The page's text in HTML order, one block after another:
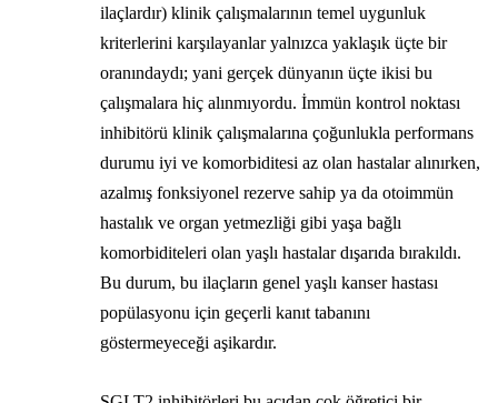
ilaçlardır) klinik çalışmalarının temel uygunluk
kriterlerini karşılayanlar yalnızca yaklaşık üçte bir
oranındaydı; yani gerçek dünyanın üçte ikisi bu
çalışmalara hiç alınmıyordu. İmmün kontrol noktası
inhibitörü klinik çalışmalarına çoğunlukla performans
durumu iyi ve komorbiditesi az olan hastalar alınırken,
azalmış fonksiyonel rezerve sahip ya da otoimmün
hastalık ve organ yetmezliği gibi yaşa bağlı
komorbiditeleri olan yaşlı hastalar dışarıda bırakıldı.
Bu durum, bu ilaçların genel yaşlı kanser hastası
popülasyonu için geçerli kanıt tabanını
göstermeyeceği aşikardır.